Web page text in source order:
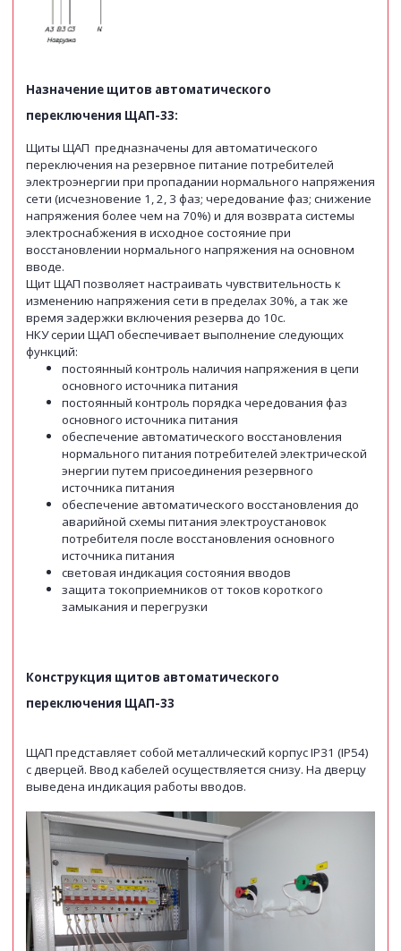
Назначение щитов автоматического
переключения ЩАП-33:
Щиты ЩАП предназначены для автоматического
переключения на резервное питание потребителей
электроэнергии при пропадании нормального напряжения
сети (исчезновение 1, 2, 3 фаз; чередование фаз; снижение
напряжения более чем на 70%) и для возврата системы
электроснабжения в исходное состояние при
восстановлении нормального напряжения на основном
вводе.
Щит ЩАП позволяет настраивать чувствительность к
изменению напряжения сети в пределах 30%, а так же
время задержки включения резерва до 10с.
НКУ серии ЩАП обеспечивает выполнение следующих
функций:
постоянный контроль наличия напряжения в цепи
основного источника питания
постоянный контроль порядка чередования фаз
основного источника питания
обеспечение автоматического восстановления
нормального питания потребителей электрической
энергии путем присоединения резервного
источника питания
обеспечение автоматического восстановления до
аварийной схемы питания электроустановок
потребителя после восстановления основного
источника питания
световая индикация состояния вводов
защита токоприемников от токов короткого
замыкания и перегрузки
Конструкция щитов автоматического
переключения ЩАП-33
ЩАП представляет собой металлический корпус IP31 (IP54)
с дверцей. Ввод кабелей осуществляется снизу. На дверцу
выведена индикация работы вводов.